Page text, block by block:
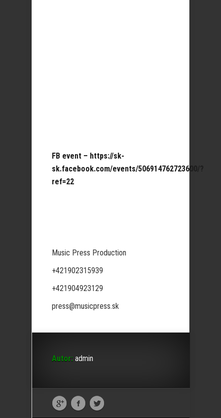
FB event – https://sk-
sk.facebook.com/events/506914762723600/?
ref=22
Music Press Production
+421902315939
+421904923129
press@musicpress.sk
Autor: admin